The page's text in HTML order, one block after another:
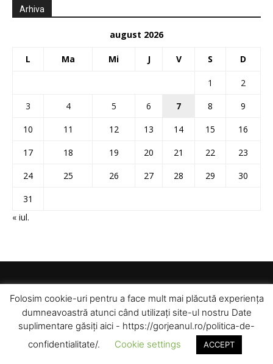
Arhiva
august 2026
L Ma Mi J V S D
1
2
3
4 5 6 7 8
9
10
11 12 13 14 15
16
17
18 19 20 21 22
23
24
25 26 27 28 29
30
31
« iul.
© Toate drepturile rezervate pentru Gorjeanul SA
Folosim cookie-uri pentru a face mult mai plăcută experiența
dumneavoastră atunci când utilizați site-ul nostru Date
suplimentare găsiți aici - https://gorjeanul.ro/politica-de-
confidentialitate/.
Cookie settings ACCEPT